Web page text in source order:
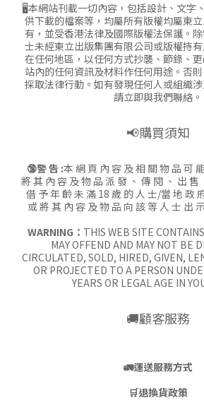
🖥本網站刊載一切內容，包括設計、文字
供下載的檔案等，均屬所有版權均屬東
有，並受香港法律及國際版權法保護。
士未經東立出版集團有限公司或版權持
在任何地區，以任何方式抄襲、節錄、
站內的任何資訊及材料作任何用途。否
採取法律行動。如有發現任何人或組織
請立即與我們聯絡。
📢購買須知
🔞警 告 :本 網 頁 內 容 及 相 關 物 品 可
將 其 內 容 及 物 品 派 發 、 傳 閱 、 出 售
借 予 年 齡 未 滿 18 歲 的 人 士/當 地 政
或 將 其 內 容 及 物 品 向 該 等 人 士 出
WARNING： THIS WEB SITE
MAY OFFEND AND MAY NOT BE
CIRCULATED, SOLD, HIRED, GIVEN,
OR PROJECTED TO A PERSON
YEARS OR LEGAL AGE IN
🚚顧客服務
🚛運送服務方式
🛒退換貨政策